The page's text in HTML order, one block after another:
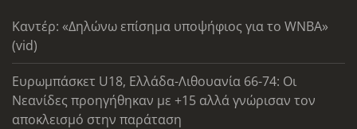
Καντέρ: «Δηλώνω επίσημα υποψήφιος για το WNBA»
(vid)
Ευρωμπάσκετ U18, Ελλάδα-Λιθουανία 66-74: Οι
Νεανίδες προηγήθηκαν με +15 αλλά γνώρισαν τον
αποκλεισμό στην παράταση